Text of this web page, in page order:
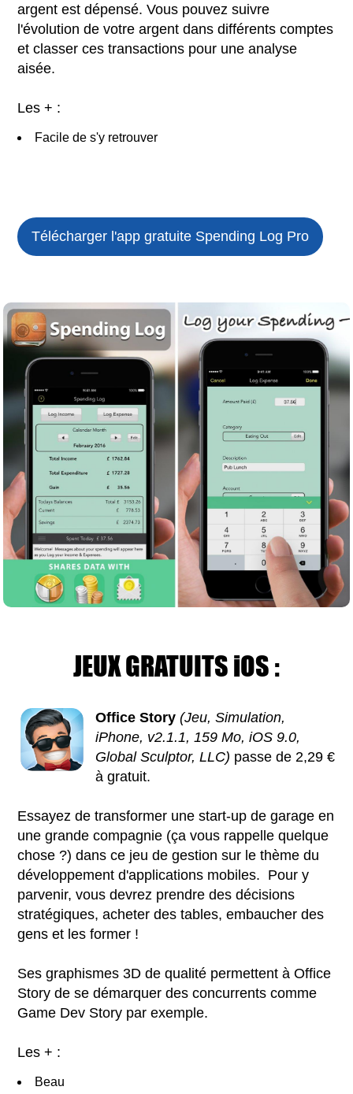
argent est dépensé. Vous pouvez suivre
l'évolution de votre argent dans différents comptes
et classer ces transactions pour une analyse
aisée.
Les + :
Facile de s'y retrouver
Télécharger l'app gratuite Spending Log Pro
JEUX GRATUITS iOS :
Office Story (Jeu, Simulation,
iPhone, v2.1.1, 159 Mo, iOS 9.0,
Global Sculptor, LLC) passe de 2,29 €
à gratuit.
Essayez de transformer une start-up de garage en
une grande compagnie (ça vous rappelle quelque
chose ?) dans ce jeu de gestion sur le thème du
développement d'applications mobiles. Pour y
parvenir, vous devrez prendre des décisions
stratégiques, acheter des tables, embaucher des
gens et les former !
Ses graphismes 3D de qualité permettent à Office
Story de se démarquer des concurrents comme
Game Dev Story par exemple.
Les + :
Beau